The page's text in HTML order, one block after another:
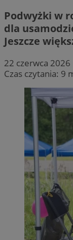
Podwyżki w
dla
Jeszcze
22 czerwca 2026
Czas czytania: 9